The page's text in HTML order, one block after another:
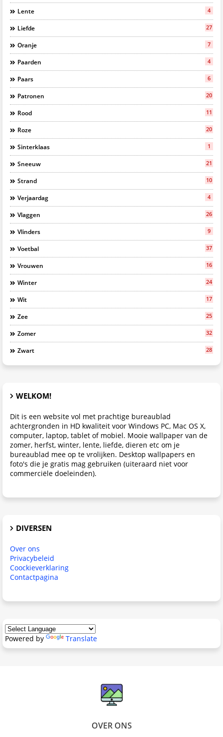
Lente 4
Liefde 27
Oranje 7
Paarden 4
Paars 6
Patronen 20
Rood 11
Roze 20
Sinterklaas 1
Sneeuw 21
Strand 10
Verjaardag 4
Vlaggen 26
Vlinders 9
Voetbal 37
Vrouwen 16
Winter 24
Wit 17
Zee 25
Zomer 32
Zwart 28
WELKOM!
Dit is een website vol met prachtige bureaublad
achtergronden in HD kwaliteit voor Windows PC, Mac OS X,
computer, laptop, tablet of mobiel. Mooie wallpaper van de
zomer, herfst, winter, lente, liefde, dieren etc om je
bureaublad mee op te vrolijken. Desktop wallpapers en
foto's die je gratis mag gebruiken (uiteraard niet voor
commerciële doeleinden).
DIVERSEN
Over ons
Privacybeleid
Coockieverklaring
Contactpagina
Powered by Translate
OVER ONS